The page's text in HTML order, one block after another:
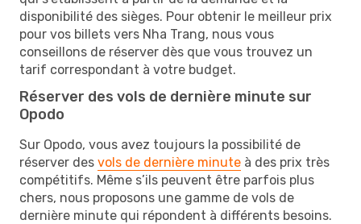
disponibilité des sièges. Pour obtenir le meilleur prix
pour vos billets vers Nha Trang, nous vous
conseillons de réserver dès que vous trouvez un
tarif correspondant à votre budget.
Réserver des vols de dernière minute sur
Opodo
Sur Opodo, vous avez toujours la possibilité de
réserver des vols de dernière minute à des prix très
compétitifs. Même s’ils peuvent être parfois plus
chers, nous proposons une gamme de vols de
dernière minute qui répondent à différents besoins.